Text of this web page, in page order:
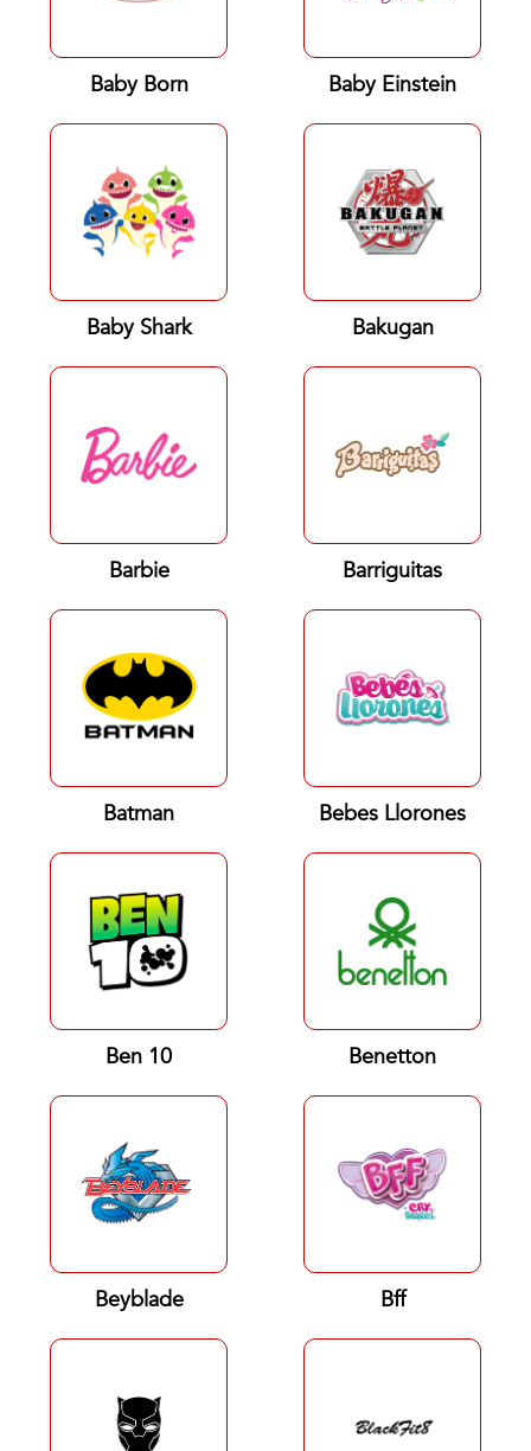
Baby Born Baby Einstein
Baby Shark Bakugan
Barbie Barriguitas
Batman Bebes Llorones
Ben 10 Benetton
Beyblade Bff